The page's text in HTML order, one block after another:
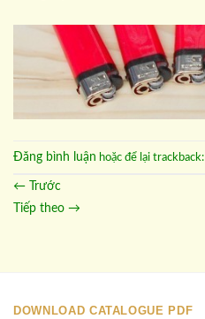
Đăng bình luận hoặc để lại trackback:
← Trước
Tiếp theo →
DOWNLOAD CATALOGUE PDF